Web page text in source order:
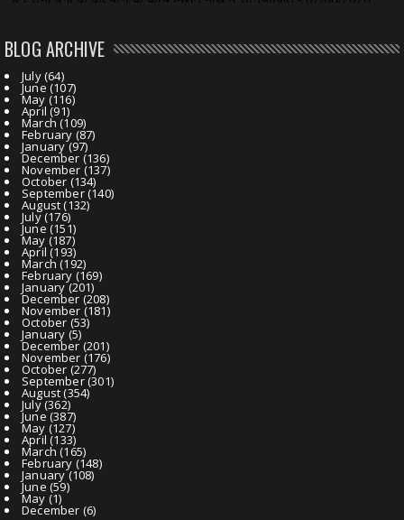
BLOG ARCHIVE
July(64)
June(107)
May (116)
April (91)
March (109)
February (87)
January(97)
December (136)
November (137)
October (134)
September(140)
August(132)
July(176)
June(151)
May (187)
April (193)
March (192)
February (169)
January(201)
December (208)
November (181)
October (53)
January (5)
December(201)
November (176)
October (277)
September(301)
August(354)
July(362)
June(387)
May (127)
April (133)
March (165)
February (148)
January(108)
June (59)
May (1)
December (6)